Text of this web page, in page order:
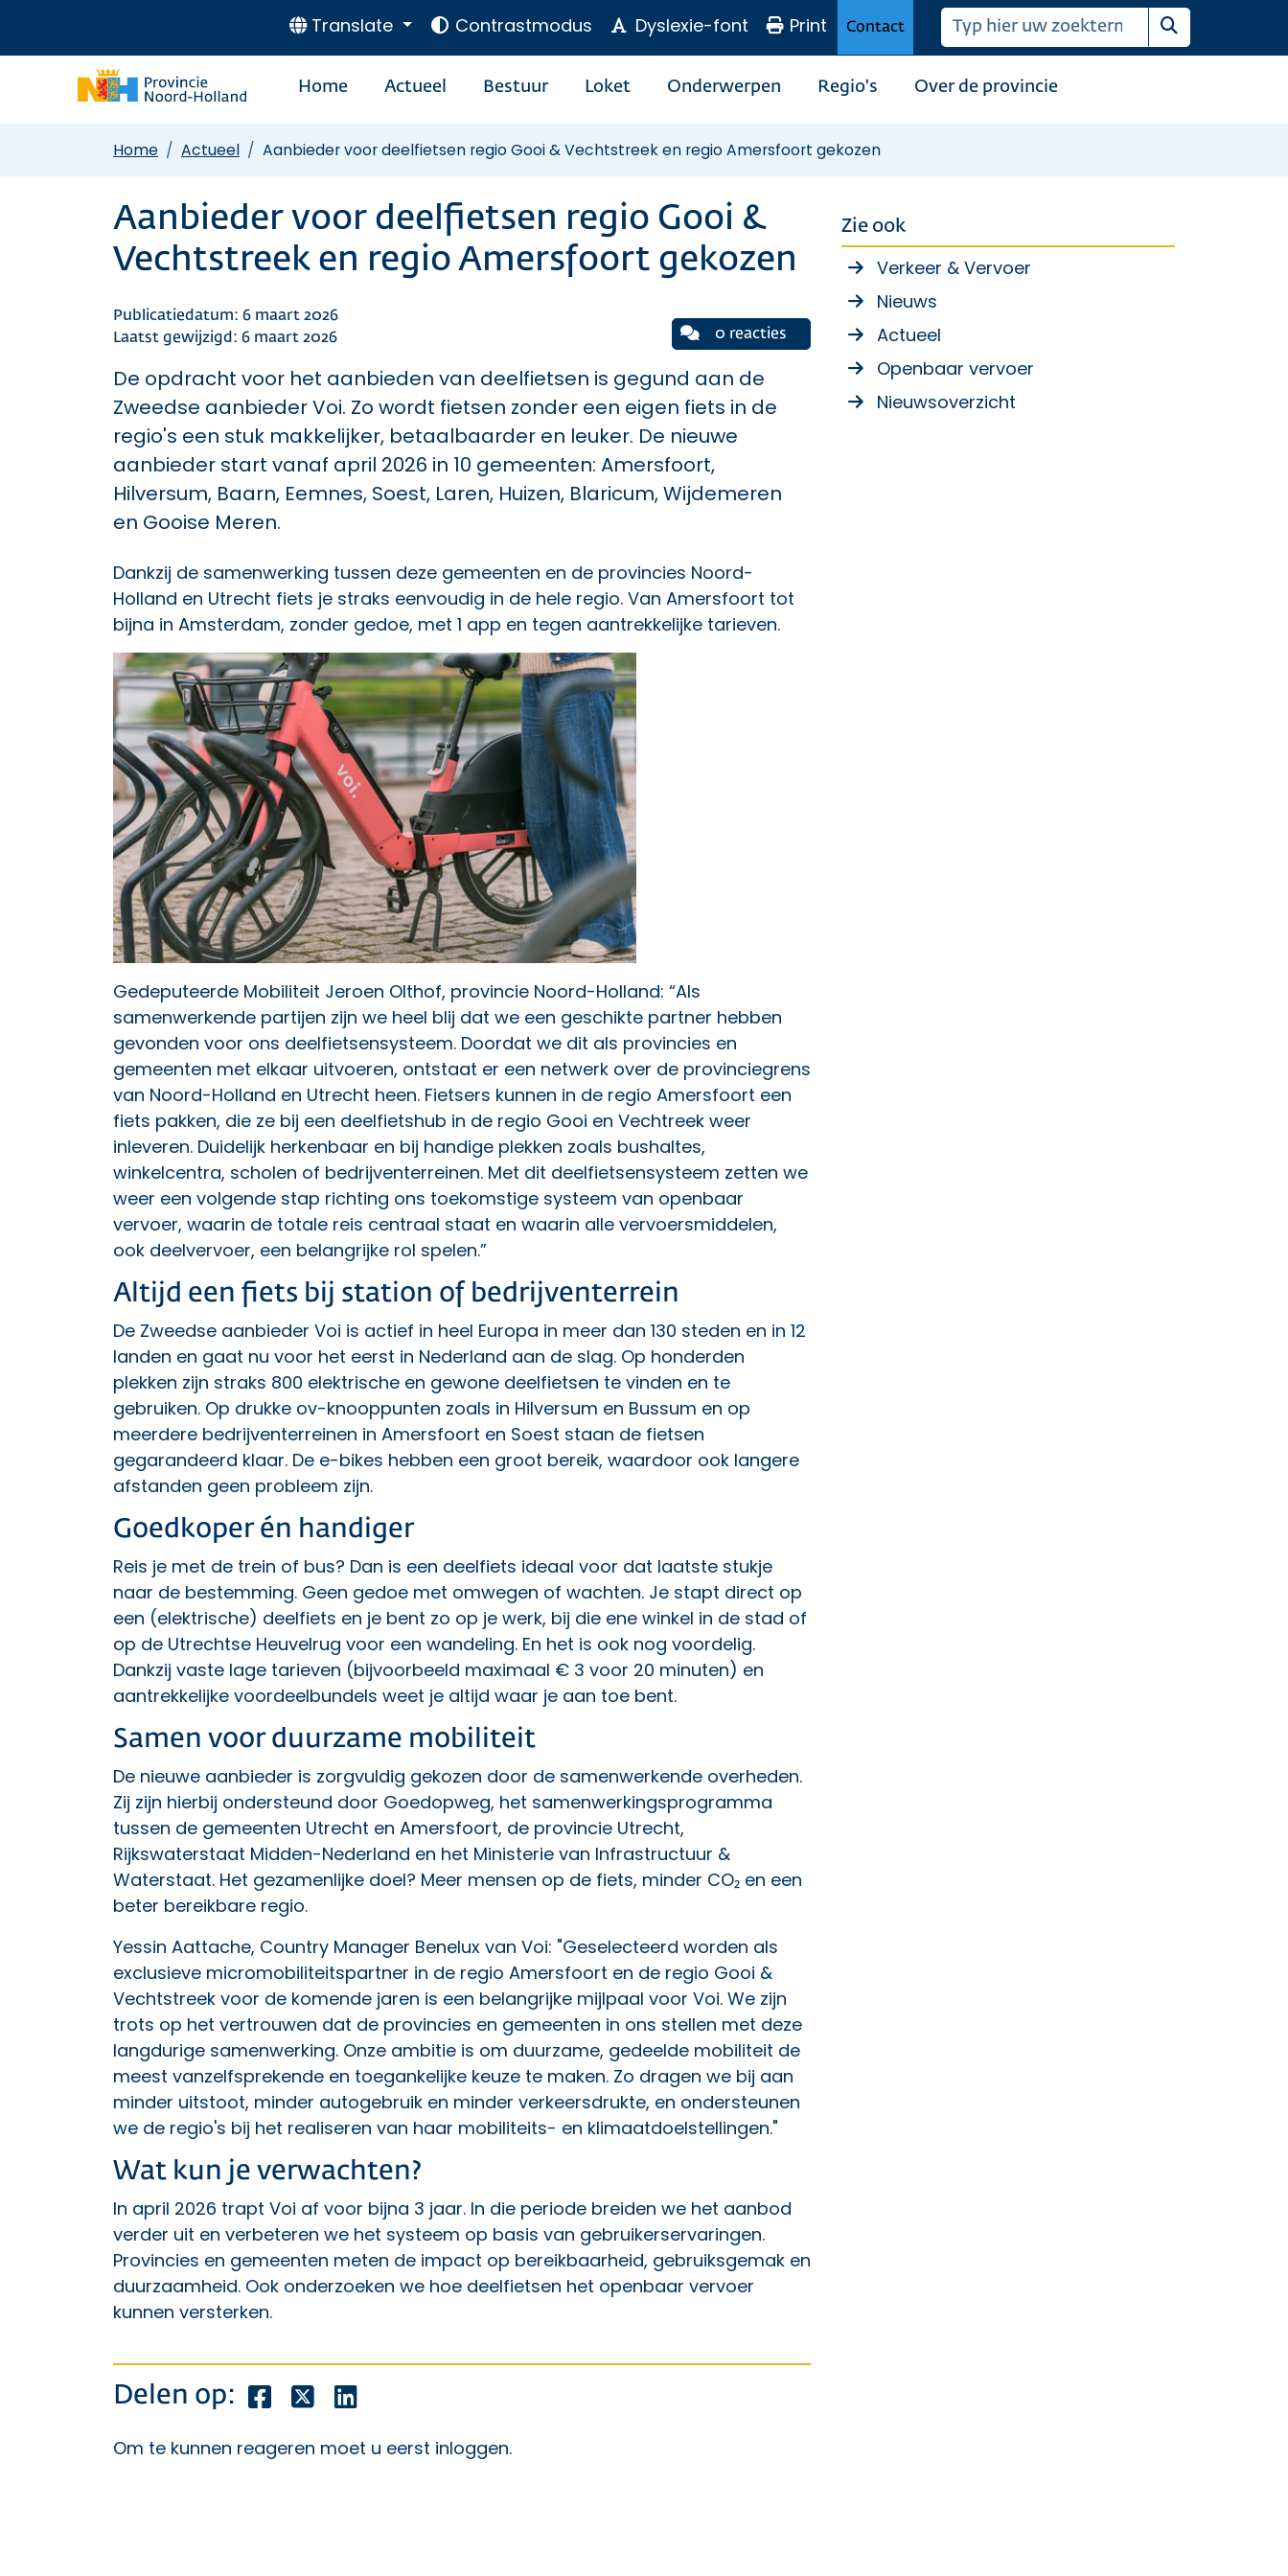
Translate Contrastmodus Dyslexie-font Print Contact
Zoeken
Home Actueel Bestuur Loket Onderwerpen Regio's Over de provincie
Home Actueel Aanbieder voor deelfietsen regio Gooi & Vechtstreek en regio Amersfoort gekozen
Aanbieder voor deelfietsen regio Gooi &
Vechtstreek en regio Amersfoort gekozen
Publicatiedatum: 6 maart 2026
Laatst gewijzigd: 6 maart 2026
0 reacties
De opdracht voor het aanbieden van deelfietsen is gegund aan de
Zweedse aanbieder Voi. Zo wordt fietsen zonder een eigen fiets in de
regio's een stuk makkelijker, betaalbaarder en leuker. De nieuwe
aanbieder start vanaf april 2026 in 10 gemeenten: Amersfoort,
Hilversum, Baarn, Eemnes, Soest, Laren, Huizen, Blaricum, Wijdemeren
en Gooise Meren.
Dankzij de samenwerking tussen deze gemeenten en de provincies Noord-
Holland en Utrecht fiets je straks eenvoudig in de hele regio. Van Amersfoort tot
bijna in Amsterdam, zonder gedoe, met 1 app en tegen aantrekkelijke tarieven.
Gedeputeerde Mobiliteit Jeroen Olthof, provincie Noord-Holland: “Als
samenwerkende partijen zijn we heel blij dat we een geschikte partner hebben
gevonden voor ons deelfietsensysteem. Doordat we dit als provincies en
gemeenten met elkaar uitvoeren, ontstaat er een netwerk over de provinciegrens
van Noord-Holland en Utrecht heen. Fietsers kunnen in de regio Amersfoort een
fiets pakken, die ze bij een deelfietshub in de regio Gooi en Vechtreek weer
inleveren. Duidelijk herkenbaar en bij handige plekken zoals bushaltes,
winkelcentra, scholen of bedrijventerreinen. Met dit deelfietsensysteem zetten we
weer een volgende stap richting ons toekomstige systeem van openbaar
vervoer, waarin de totale reis centraal staat en waarin alle vervoersmiddelen,
ook deelvervoer, een belangrijke rol spelen.”
Altijd een fiets bij station of bedrijventerrein
De Zweedse aanbieder Voi is actief in heel Europa in meer dan 130 steden en in 12
landen en gaat nu voor het eerst in Nederland aan de slag. Op honderden
plekken zijn straks 800 elektrische en gewone deelfietsen te vinden en te
gebruiken. Op drukke ov-knooppunten zoals in Hilversum en Bussum en op
meerdere bedrijventerreinen in Amersfoort en Soest staan de fietsen
gegarandeerd klaar. De e-bikes hebben een groot bereik, waardoor ook langere
afstanden geen probleem zijn.
Goedkoper én handiger
Reis je met de trein of bus? Dan is een deelfiets ideaal voor dat laatste stukje
naar de bestemming. Geen gedoe met omwegen of wachten. Je stapt direct op
een (elektrische) deelfiets en je bent zo op je werk, bij die ene winkel in de stad of
op de Utrechtse Heuvelrug voor een wandeling. En het is ook nog voordelig.
Dankzij vaste lage tarieven (bijvoorbeeld maximaal € 3 voor 20 minuten) en
aantrekkelijke voordeelbundels weet je altijd waar je aan toe bent.
Samen voor duurzame mobiliteit
De nieuwe aanbieder is zorgvuldig gekozen door de samenwerkende overheden.
Zij zijn hierbij ondersteund door Goedopweg, het samenwerkingsprogramma
tussen de gemeenten Utrecht en Amersfoort, de provincie Utrecht,
Rijkswaterstaat Midden-Nederland en het Ministerie van Infrastructuur &
Waterstaat. Het gezamenlijke doel? Meer mensen op de fiets, minder CO₂ en een
beter bereikbare regio.
Yessin Aattache, Country Manager Benelux van Voi: "Geselecteerd worden als
exclusieve micromobiliteitspartner in de regio Amersfoort en de regio Gooi &
Vechtstreek voor de komende jaren is een belangrijke mijlpaal voor Voi. We zijn
trots op het vertrouwen dat de provincies en gemeenten in ons stellen met deze
langdurige samenwerking. Onze ambitie is om duurzame, gedeelde mobiliteit de
meest vanzelfsprekende en toegankelijke keuze te maken. Zo dragen we bij aan
minder uitstoot, minder autogebruik en minder verkeersdrukte, en ondersteunen
we de regio's bij het realiseren van haar mobiliteits- en klimaatdoelstellingen."
Wat kun je verwachten?
In april 2026 trapt Voi af voor bijna 3 jaar. In die periode breiden we het aanbod
verder uit en verbeteren we het systeem op basis van gebruikerservaringen.
Provincies en gemeenten meten de impact op bereikbaarheid, gebruiksgemak en
duurzaamheid. Ook onderzoeken we hoe deelfietsen het openbaar vervoer
kunnen versterken.
Delen op: Deel dit bericht op Facebook
Deel dit bericht op X
Deel dit bericht op LinkedIn
Om te kunnen reageren moet u eerst inloggen.
Zie ook
Verkeer & Vervoer
Nieuws
Actueel
Openbaar vervoer
Nieuwsoverzicht